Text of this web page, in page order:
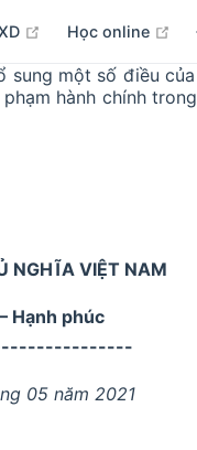
open in new window
Học online
sung một số điều
hành chính
NGHĨA VIỆT NAM
Hạnh phúc
05 năm 2021